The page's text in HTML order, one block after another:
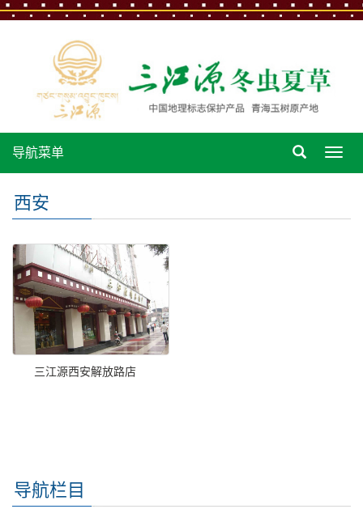
导
导航菜单
西安
三江源西安解放路店
导航栏目